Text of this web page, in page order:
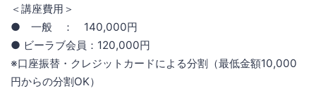
＜講座費用＞
● 一般 ： 140,000円
● ビーラブ会員：120,000円
※口座振替・クレジットカードによる分割（最低金額10,000
円からの分割OK）